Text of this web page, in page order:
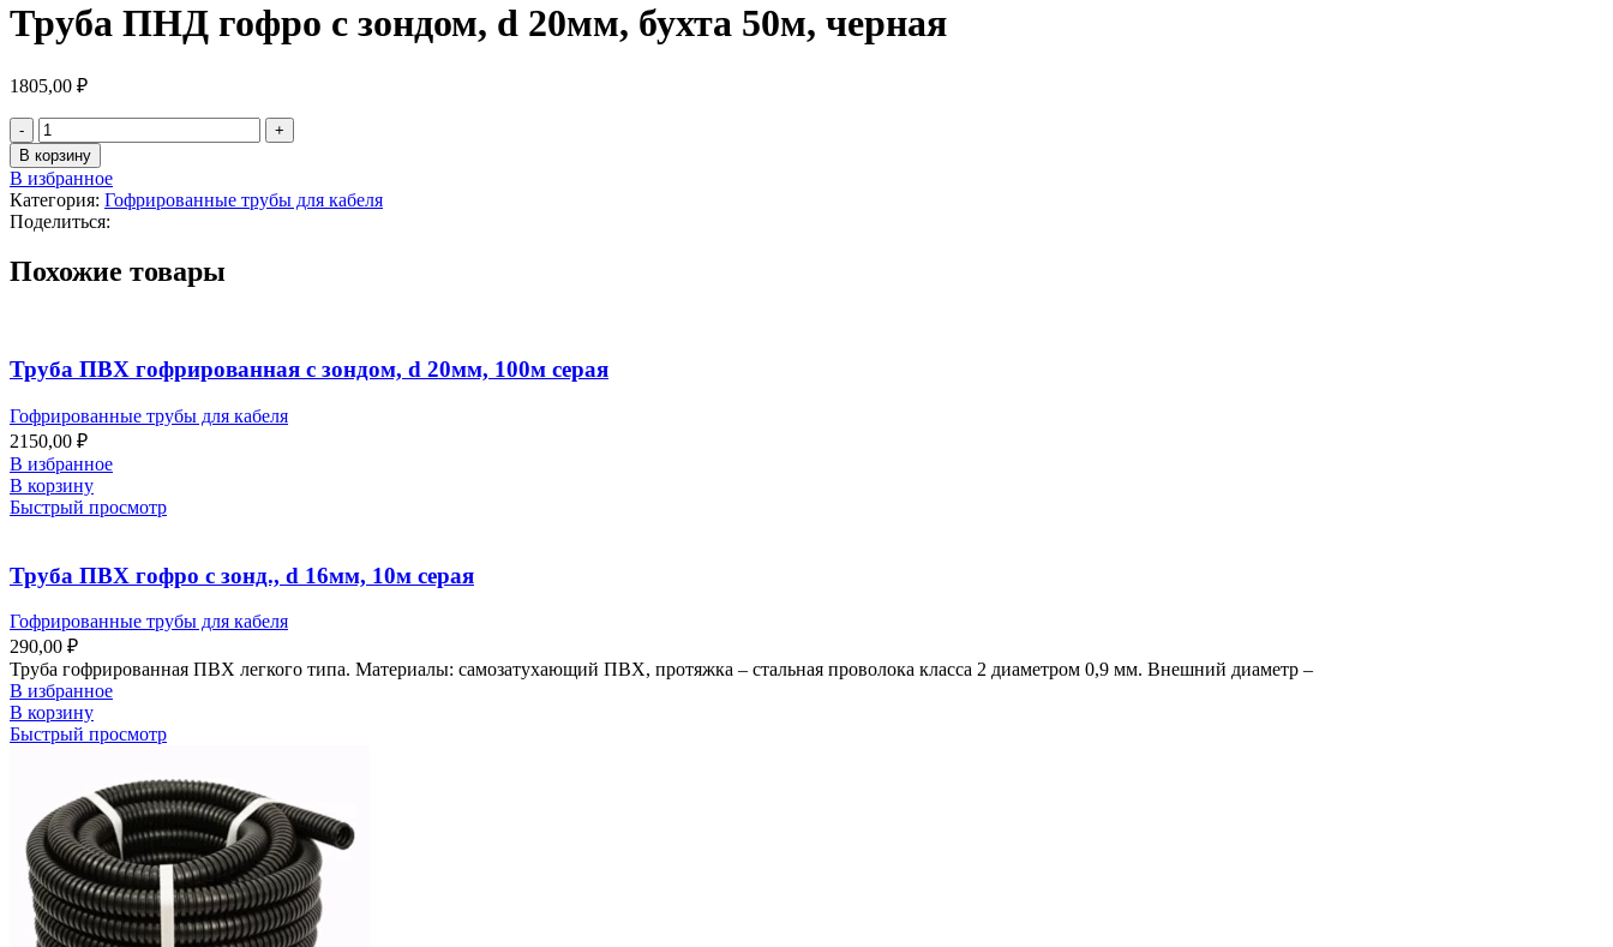
Труба ПНД гофро с зондом, d 20мм, бухта 50м, черная
1805,00 ₽
Количество
товара
Труба
ПНД
гофро
с
d
черная
В корзину
В избранное
Категория: Гофрированные трубы для кабеля
Поделиться:
Похожие товары
Труба ПВХ гофрированная с зондом, d 20мм, 100м серая
Гофрированные трубы для кабеля
2150,00 ₽
В избранное
В корзину
Быстрый просмотр
Труба ПВХ гофро с зонд., d 16мм, 10м серая
Гофрированные трубы для кабеля
290,00 ₽
Труба гофрированная ПВХ легкого типа. Материалы: самозатухающий ПВХ, протяжка – стальная проволока класса 2 диаметром 0,9 мм. Внешний диаметр –
В избранное
В корзину
Быстрый просмотр